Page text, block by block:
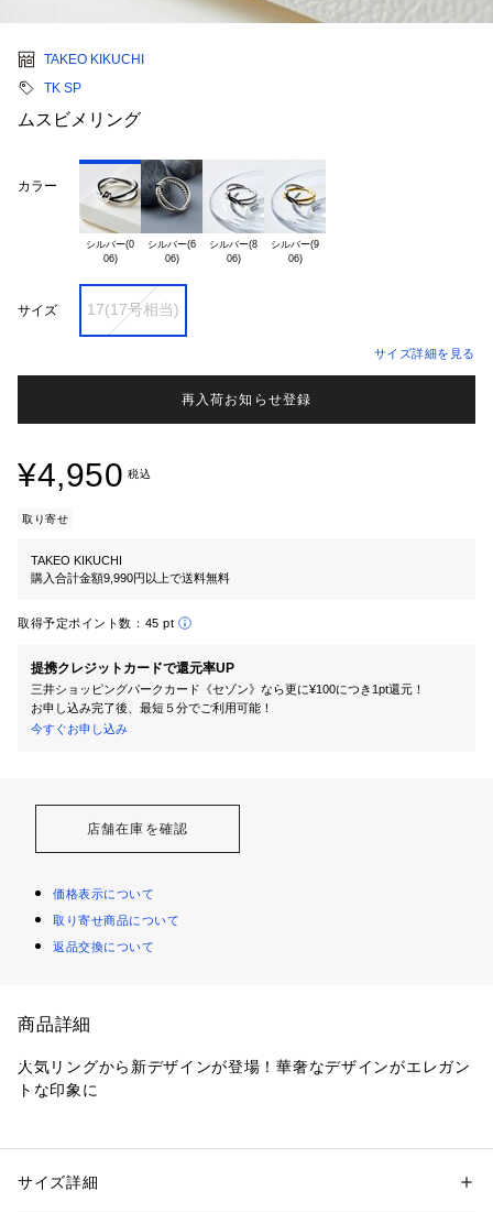
TAKEO KIKUCHI
TK SP
ムスビメリング
カラー
シルバー(0
06)
シルバー(6
06)
シルバー(8
06)
シルバー(9
06)
サイズ 17(17号相当)
サイズ詳細を見る
再入荷お知らせ登録
¥4,950 税込
取り寄せ
TAKEO KIKUCHI
購入合計金額9,990円以上で送料無料
取得予定ポイント数： 45 pt
提携クレジットカードで還元率UP
三井ショッピングパークカード《セゾン》なら更に¥100につき1pt還元！
お申し込み完了後、最短５分でご利用可能！
今すぐお申し込み
店舗在庫を確認
価格表示について
取り寄せ商品について
返品交換について
商品詳細
人気リングから新デザインが登場！華奢なデザインがエレガン
トな印象に
上品な光沢感が特徴のアイテムです。
性別：メンズ
サイズ詳細